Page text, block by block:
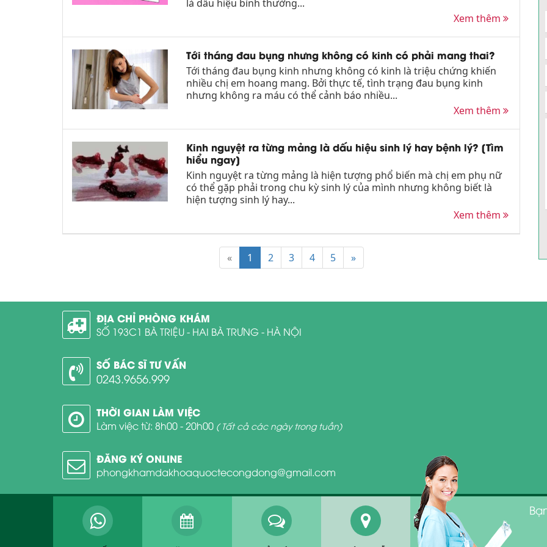
là dấu hiệu bình thường...
Xem thêm
Tới tháng đau bụng nhưng không có kinh có phải mang thai?
Tới tháng đau bụng kinh nhưng không có kinh là triệu chứng khiến
nhiều chị em hoang mang. Bởi thực tế, tình trạng đau bụng kinh
nhưng không ra máu có thể cảnh báo nhiều...
Xem thêm
Kinh nguyệt ra từng mảng là dấu hiệu sinh lý hay bệnh lý? [Tìm
hiểu ngay]
Kinh nguyệt ra từng mảng là hiện tượng phổ biến mà chị em phụ nữ
có thể gặp phải trong chu kỳ sinh lý của mình nhưng không biết là
hiện tượng sinh lý hay...
Xem thêm
« 1 2 3 4 5 »
ĐỊA CHỈ PHÒNG KHÁM
SỐ 193C1 BÀ TRIỆU - HAI BÀ TRƯNG - HÀ NỘI
SỐ BÁC SĨ TƯ VẤN
0243.9656.999
THỜI GIAN LÀM VIỆC
Làm việc từ: 8h00 - 20h00 ( Tất cả các ngày trong tuần)
ĐĂNG KÝ ONLINE
phongkhamdakhoaquoctecongdong@gmail.com